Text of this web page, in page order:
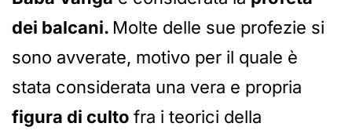
dei balcani. Molte delle sue profezie si
sono avverate, motivo per il quale è
stata considerata una vera e propria
figura di culto fra i teorici della